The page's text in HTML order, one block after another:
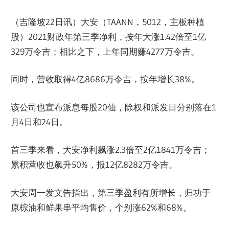
（吉隆坡22日讯）大安（TAANN，5012，主板种植
股）2021财政年第三季净利，按年大涨1.42倍至1亿
329万令吉；相比之下，上年同期赚4277万令吉。
同时，营收取得4亿8686万令吉，按年增长38%。
该公司也宣布派息每股20仙，除权和派发日分别落在1
月4日和24日。
首三季来看，大安净利飙涨2.3倍至2亿1841万令吉；
累积营收也飙升50%，报12亿8282万令吉。
大安周一发文告指出，第三季盈利有所增长，归功于
原棕油和鲜果串平均售价，个别涨62%和68%。